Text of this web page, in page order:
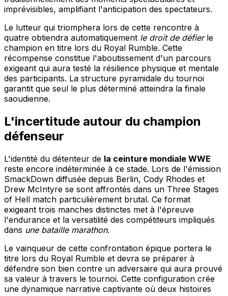
imprévisibles, amplifiant l'anticipation des spectateurs.
Le lutteur qui triomphera lors de cette rencontre à
quatre obtiendra automatiquement le droit de défierle
champion en titre lors du Royal Rumble. Cette
récompense constitue l'aboutissement d'un parcours
exigeant qui aura testé la résilience physique et mentale
des participants. La structure pyramidale du tournoi
garantit que seul le plus déterminé atteindra la finale
saoudienne.
L'incertitude autour du champion
défenseur
L'identité du détenteur de la ceinture mondiale WWE
reste encore indéterminée à ce stade. Lors de l'émission
SmackDown diffusée depuis Berlin, Cody Rhodes et
Drew McIntyre se sont affrontés dans un Three Stages
of Hell match particulièrement brutal. Ce format
exigeant trois manches distinctes met à l'épreuve
l'endurance et la versatilité des compétiteurs impliqués
dans une bataille marathon.
Le vainqueur de cette confrontation épique portera le
titre lors du Royal Rumble et devra se préparer à
défendre son bien contre un adversaire qui aura prouvé
sa valeur à travers le tournoi. Cette configuration crée
une dynamique narrative captivante où deux histoires